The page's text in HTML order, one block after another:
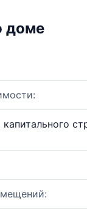
доме
капитального